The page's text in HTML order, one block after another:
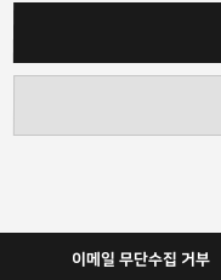
이메일 무단수집 거부